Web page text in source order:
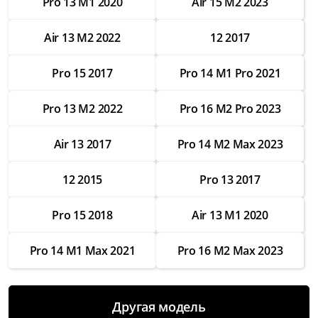
от 3 500 ₽
Замена SSD
Замена HDD
от 7 000 ₽
Замена термопасты
Замена тачпада
от 3 500 ₽
Замена системы охлаждения
Air 13 M2 2022 12 2017
Pro 15 2017 Pro 14 M1 Pro 2021
Pro 13 M2 2022 Pro 16 M2 Pro 2023
Air 13 2017 Pro 14 M2 Max 2023
12 2015 Pro 13 2017
Pro 15 2018 Air 13 M1 2020
Pro 14 M1 Max 2021 Pro 16 M2 Max 2023
Другая модель